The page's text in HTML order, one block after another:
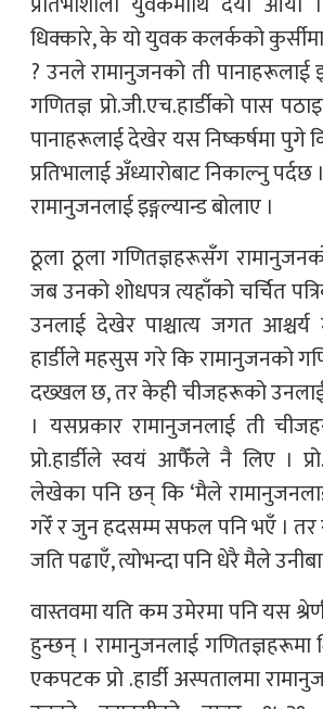
धिक्कारे, के यो युवक कलर्कको
? उनले रामानुजनको ती पानाहरूलाई
गणितज्ञ प्रो.जी.एच.हार्डीको पास
पानाहरूलाई देखेर यस निष्कर्षमा पुगे
प्रतिभालाई अँध्यारोबाट निकाल्नु
रामानुजनलाई इङ्गल्यान्ड बोलाए ।
ठूला ठूला गणितज्ञहरूसँग
जब उनको शोधपत्र त्यहाँको चर्चित
उनलाई देखेर पाश्चात्य जगत आश्चर्य
हार्डीले महसुस गरे कि रामानुजनको
दख्खल छ, तर केही चीजहरूको
। यसप्रकार रामानुजनलाई ती
प्रो.हार्डीले स्वयं आफैँले नै लिए ।
लेखेका पनि छन् कि ‘मैले
गरेँ र जुन हदसम्म सफल पनि भएँ । तर
जति पढाएँ, त्योभन्दा पनि धेरै मैले
वास्तवमा यति कम उमेरमा पनि यस
हुन्छन् । रामानुजनलाई गणितज्ञहरूमा
एकपटक प्रो .हार्डी अस्पतालमा